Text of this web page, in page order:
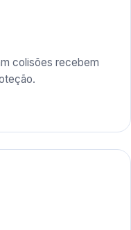
colisões recebem